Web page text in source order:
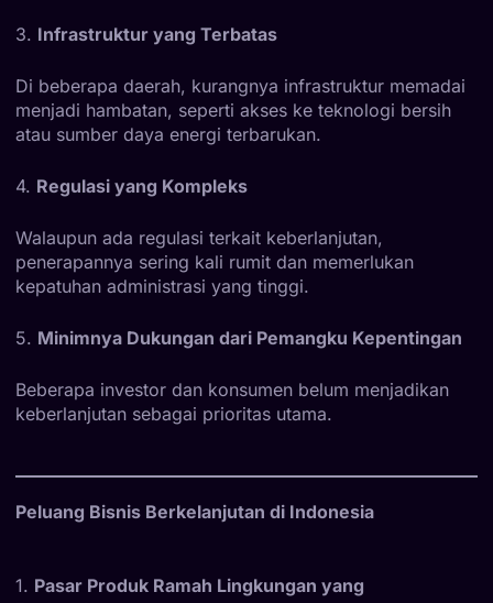
3. Infrastruktur yang Terbatas
Di beberapa daerah, kurangnya infrastruktur memadai
menjadi hambatan, seperti akses ke teknologi bersih
atau sumber daya energi terbarukan.
4. Regulasi yang Kompleks
Walaupun ada regulasi terkait keberlanjutan,
penerapannya sering kali rumit dan memerlukan
kepatuhan administrasi yang tinggi.
5. Minimnya Dukungan dari Pemangku Kepentingan
Beberapa investor dan konsumen belum menjadikan
keberlanjutan sebagai prioritas utama.
Peluang Bisnis Berkelanjutan di Indonesia
1. Pasar Produk Ramah Lingkungan yang